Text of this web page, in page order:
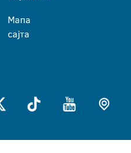
Мапа
сајта